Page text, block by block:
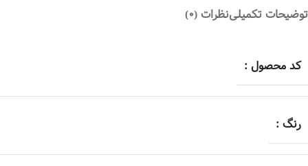
توضیحات تکمیلینظرات (0)
کد محصول :
رنگ :